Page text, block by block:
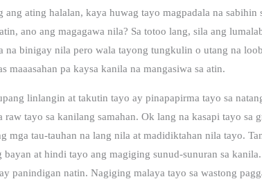
ang ating halalan, kaya huwag tayo magpadala na
ano ang magagawa nila? Sa totoo lang, sila ang
na binigay nila pero wala tayong tungkulin o utang na
maaasahan pa kaysa kanila na mangasiwa sa atin.
linlangin at takutin tayo ay pinapapirma tayo sa
raw tayo sa kanilang samahan. Ok lang na kasapi tayo sa
mga tau-tauhan na lang nila at madidiktahan nila tayo.
bayan at hindi tayo ang magiging sunud-sunuran sa
panindigan natin. Nagiging malaya tayo sa wastong